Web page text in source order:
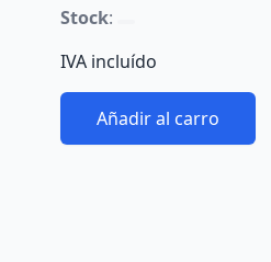
Stock:
IVA incluído
Añadir al carro